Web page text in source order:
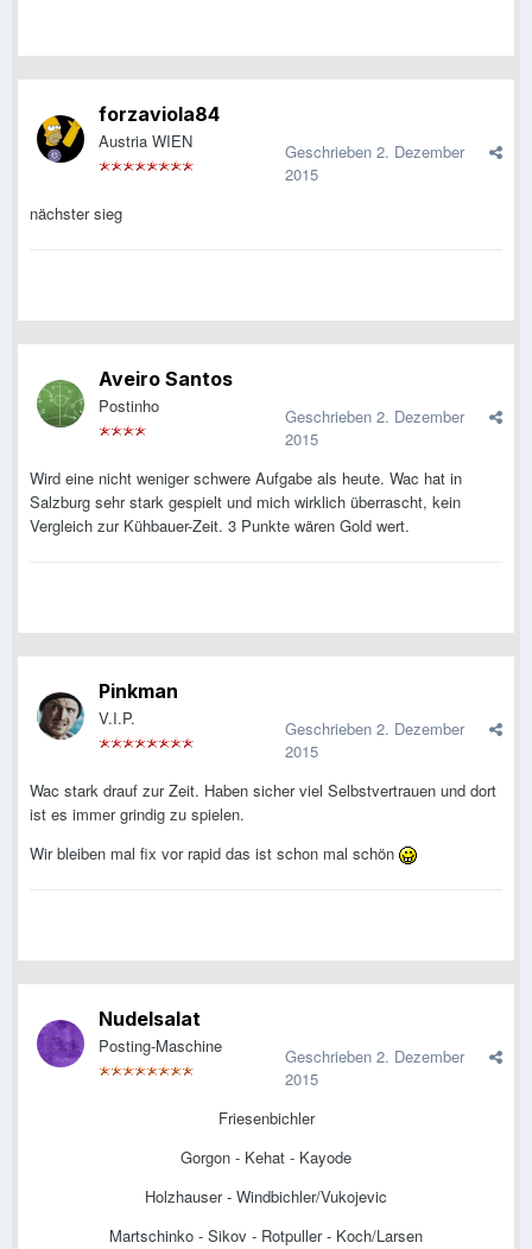
forzaviola84
Austria WIEN Geschrieben 2. Dezember
2015
nächster sieg
Aveiro Santos
Postinho Geschrieben 2. Dezember
2015
Wird eine nicht weniger schwere Aufgabe als heute. Wac hat in
Salzburg sehr stark gespielt und mich wirklich überrascht, kein
Vergleich zur Kühbauer-Zeit. 3 Punkte wären Gold wert.
Pinkman
V.I.P. Geschrieben 2. Dezember
2015
Wac stark drauf zur Zeit. Haben sicher viel Selbstvertrauen und dort
ist es immer grindig zu spielen.
Wir bleiben mal fix vor rapid das ist schon mal schön
Nudelsalat
Posting-Maschine Geschrieben 2. Dezember
2015
Friesenbichler
Gorgon - Kehat - Kayode
Holzhauser - Windbichler/Vukojevic
Martschinko - Sikov - Rotpuller - Koch/Larsen